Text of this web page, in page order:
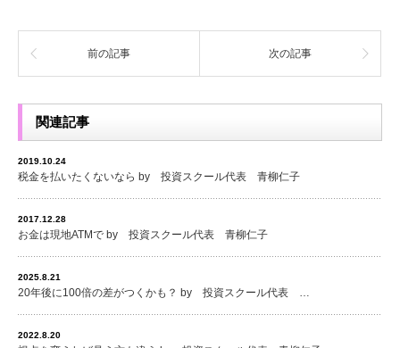
前の記事 次の記事
関連記事
2019.10.24
税金を払いたくないなら by 投資スクール代表 青柳仁子
2017.12.28
お金は現地ATMで by 投資スクール代表 青柳仁子
2025.8.21
20年後に100倍の差がつくかも？ by 投資スクール代表 …
2022.8.20